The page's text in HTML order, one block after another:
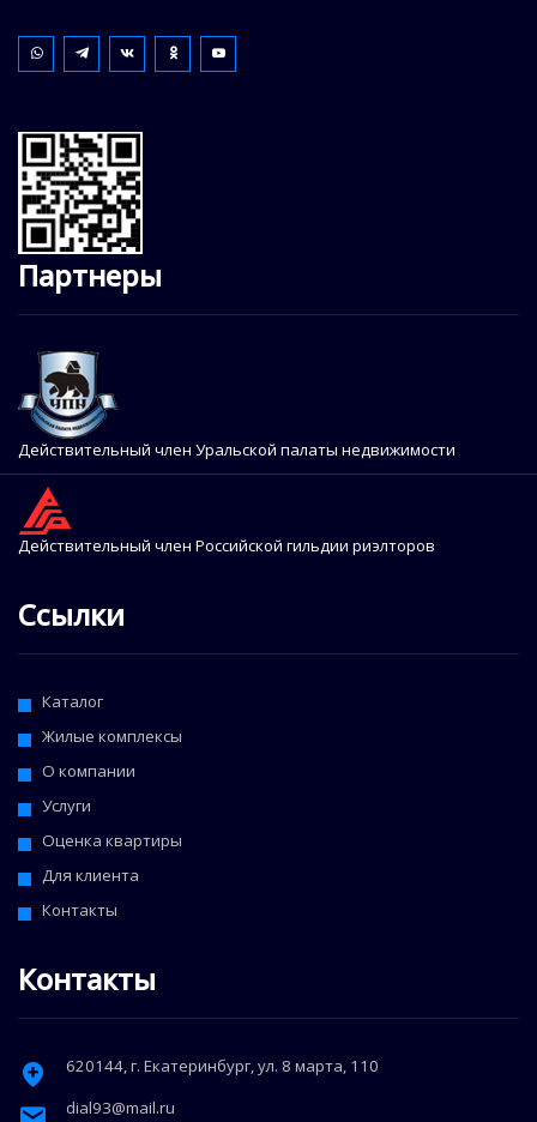
Партнеры
Действительный член Уральской палаты недвижимости
Действительный член Российской гильдии риэлторов
Ссылки
Каталог
Жилые комплексы
О компании
Услуги
Оценка квартиры
Для клиента
Контакты
Контакты
620144, г. Екатеринбург,ул. 8 марта, 110
dial93@mail.ru